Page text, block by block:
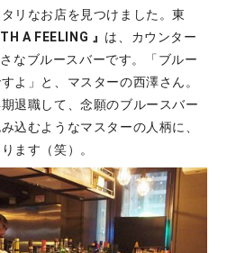
リなお店を見つけました。東
A FEELING 』 は、カウンター
なブルースバーです。「ブルー
よ」と、マスターの西澤さん。
退職して、念願のブルースバー
込むようなマスターの人柄に、
ます（笑）。